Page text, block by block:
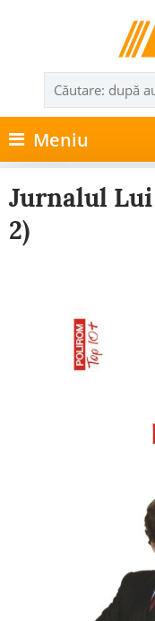
Meniu
Jurnalul
2)